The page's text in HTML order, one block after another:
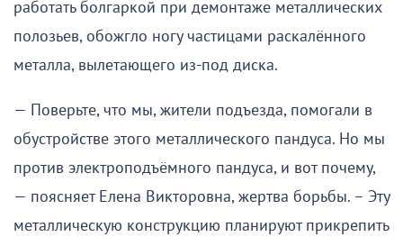
работать болгаркой при демонтаже металлических
полозьев, обожгло ногу частицами раскалённого
металла, вылетающего из-под диска.
— Поверьте, что мы, жители подъезда, помогали в
обустройстве этого металлического пандуса. Но мы
против электроподъёмного пандуса, и вот почему,
— поясняет Елена Викторовна, жертва борьбы. – Эту
металлическую конструкцию планируют прикрепить